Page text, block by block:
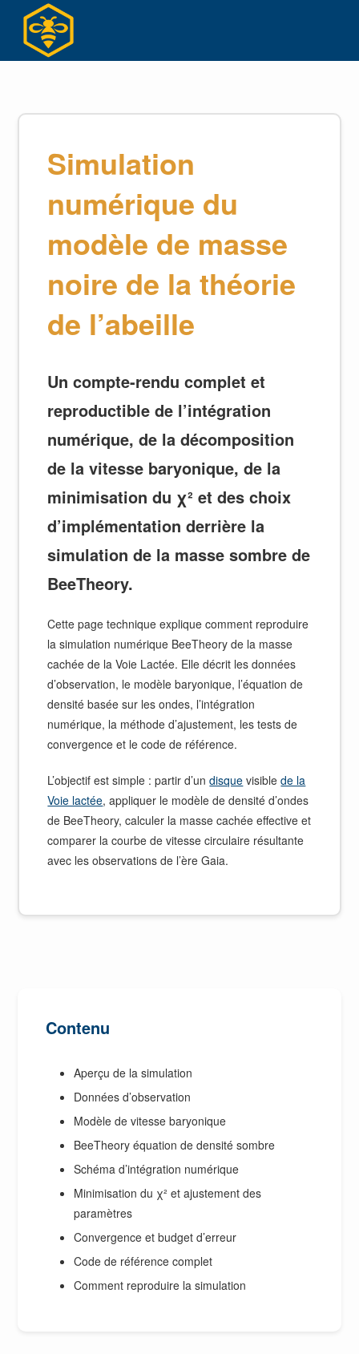
content
Simulation
numérique du
modèle de masse
noire de la théorie
de l’abeille
Un compte-rendu complet et
reproductible de l’intégration
numérique, de la décomposition
de la vitesse baryonique, de la
minimisation du χ² et des choix
d’implémentation derrière la
simulation de la masse sombre de
BeeTheory.
Cette page technique explique comment reproduire
la simulation numérique BeeTheory de la masse
cachée de la Voie Lactée. Elle décrit les données
d’observation, le modèle baryonique, l’équation de
densité basée sur les ondes, l’intégration
numérique, la méthode d’ajustement, les tests de
convergence et le code de référence.
L’objectif est simple : partir d’undisque visiblede la
Voie lactée, appliquer le modèle de densité d’ondes
de BeeTheory, calculer la masse cachée effective et
comparer la courbe de vitesse circulaire résultante
avec les observations de l’ère Gaia.
Contenu
Aperçu de la simulation
Données d’observation
Modèle de vitesse baryonique
BeeTheory équation de densité sombre
Schéma d’intégration numérique
Minimisation du χ² et ajustement des
paramètres
Convergence et budget d’erreur
Code de référence complet
Comment reproduire la simulation